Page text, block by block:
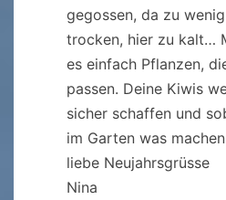
gegossen, da zu
trocken, hier zu kalt…
es einfach Pflanzen,
passen. Deine Kiwis
sicher schaffen und
im Garten was
liebe Neujahrsgrüsse
Nina